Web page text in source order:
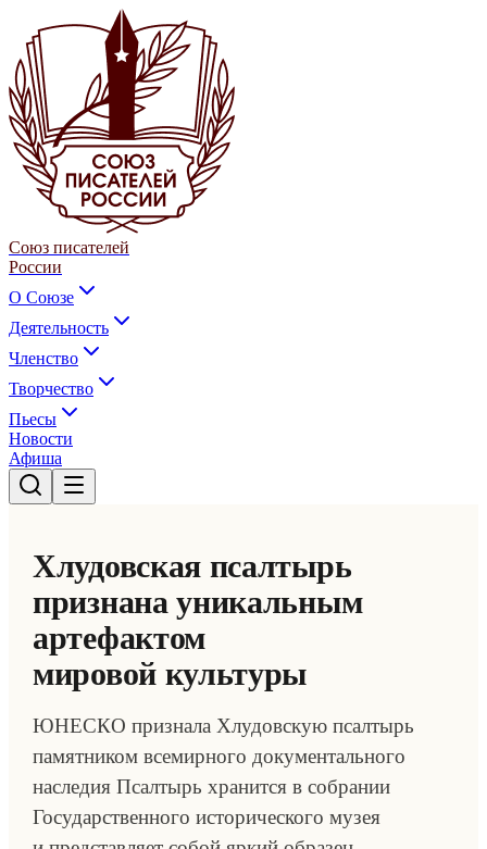
Союз писателей
России
О Союзе
Деятельность
Членство
Творчество
Пьесы
Новости
Афиша
Хлудовская псалтырь
признана уникальным
артефактом
мировой культуры
ЮНЕСКО признала Хлудовскую псалтырь
памятником всемирного документального
наследия Псалтырь хранится в собрании
Государственного исторического музея